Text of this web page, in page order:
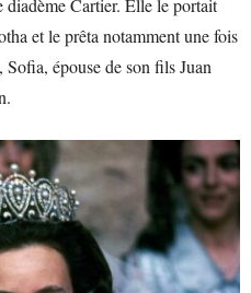
diadème Cartier. Elle le portait
et le prêta notamment une fois
épouse de son fils Juan